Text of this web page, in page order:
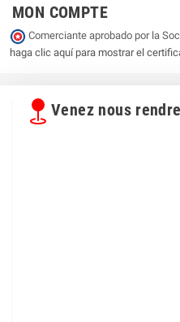
MON COMPTE
Comerciante aprobado por la
haga clic aquí para mostrar el
Venez nous